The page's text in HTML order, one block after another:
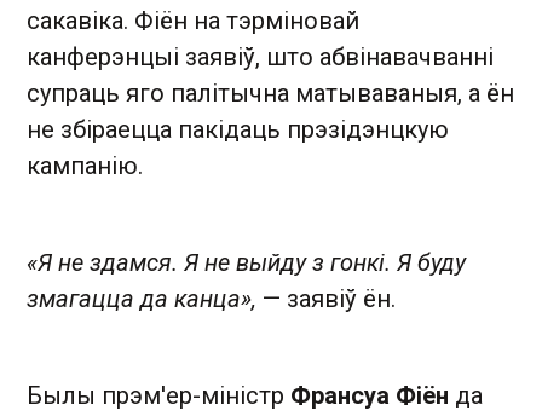
сакавіка. Фіён на тэрміновай
канферэнцыі заявіў, што абвінавачванні
супраць яго палітычна матываваныя, а ён
не збіраецца пакідаць прэзідэнцкую
кампанію.
«Я не здамся. Я не выйду з гонкі. Я буду
змагацца да канца», — заявіў ён.
Былы прэм'ер-міністр Франсуа Фіён да